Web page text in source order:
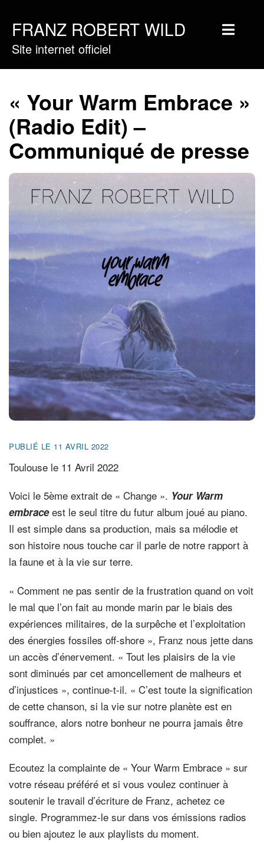
FRANZ ROBERT WILD
Site internet officiel
Home
Vidéos
Tournée
Blog
Boutique
Newsletter
Presse & Pro
FR EN NL
« Your Warm Embrace »
(Radio Edit) –
Communiqué de presse
PUBLIÉ LE 11 AVRIL 2022
Toulouse le 11 Avril 2022
Voici le 5ème extrait de « Change ». Your Warm
embraceest le seul titre du futur album joué au piano.
Il est simple dans sa production, mais sa mélodie et
son histoire nous touche car il parle de notre rapport à
la faune et à la vie sur terre.
« Comment ne pas sentir de la frustration quand on voit
le mal que l’on fait au monde marin par le biais des
expériences militaires, de la surpêche et l’exploitation
des énergies fossiles off-shore », Franz nous jette dans
un accès d’énervement. « Tout les plaisirs de la vie
sont diminués par cet amoncellement de malheurs et
d’injustices », continue-t-il. « C’est toute la signification
de cette chanson, si la vie sur notre planète est en
souffrance, alors notre bonheur ne pourra jamais être
complet. »
Ecoutez la complainte de « Your Warm Embrace » sur
votre réseau préféré et si vous voulez continuer à
soutenir le travail d’écriture de Franz, achetez ce
single. Programmez-le sur dans vos émissions radios
ou bien ajoutez le aux playlists du moment.